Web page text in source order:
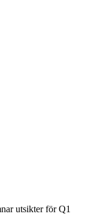
utsikter för Q1